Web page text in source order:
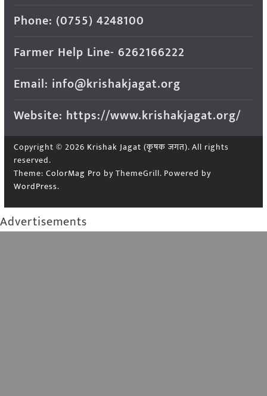
Phone: (0755) 4248100
Farmer Help Line- 6262166222
Email: info@krishakjagat.org
Website: https://www.krishakjagat.org/
Copyright © 2026 Krishak Jagat (कृषक जगत). All rights
reserved.
Theme: ColorMag Pro by ThemeGrill. Powered by
WordPress.
Advertisements